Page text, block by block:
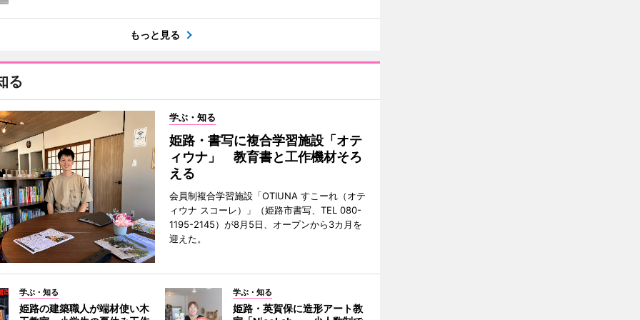
もっと見る
る
学ぶ・知る
姫路・書写に複合学習施設「オテ
ィウナ」 教育書と工作機材そろ
える
会員制複合学習施設「OTIUNA すこーれ（オテ
ィウナ スコーレ）」（姫路市書写、TEL 080-
1195-2145）が8月5日、オープンから3カ月を
迎えた。
学ぶ・知る
姫路の建築職人が端材使い木
学ぶ・知る
姫路・英賀保に造形アート教